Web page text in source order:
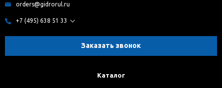
orders@gidrorul.ru
+7 (495) 638 51 33
Заказать звонок
Каталог